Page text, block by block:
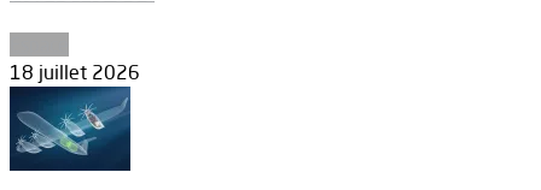
18 juillet 2026